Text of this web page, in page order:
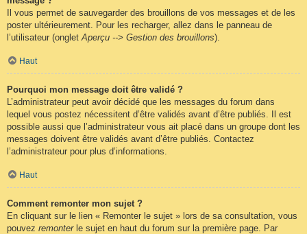
Il vous permet de sauvegarder des brouillons de vos messages et de les
poster ultérieurement. Pour les recharger, allez dans le panneau de
l’utilisateur (ongletAperçu --> Gestion des brouillons).
Haut
Pourquoi mon message doit être validé ?
L’administrateur peut avoir décidé que les messages du forum dans
lequel vous postez nécessitent d’être validés avant d’être publiés. Il est
possible aussi que l’administrateur vous ait placé dans un groupe dont les
messages doivent être validés avant d’être publiés. Contactez
l’administrateur pour plus d’informations.
Haut
Comment remonter mon sujet ?
En cliquant sur le lien « Remonter le sujet » lors de sa consultation, vous
pouvez remonterle sujet en haut du forum sur la première page. Par